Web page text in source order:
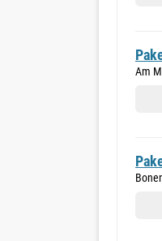
Am